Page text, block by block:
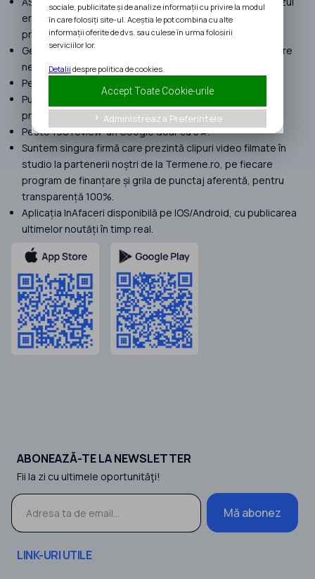
erorilor umane suferite în procesul de implementare a
proiectelor.
Gestionăm proiecte cu peste 120 milioane EURO finanțare
nerambursabilă atrasă în 2025.
Peste 400 de clienți în anul 2025.
Punem focus doar pe proiecte complexe. Nu preluăm
proiecte Start Up Nation.
Peste 190 review-uri Google doar cu 5★.
Suntem singura firmă care prezintă clipuri video filmate în
studio la partenerii noștri de la Termene.ro, pe fiecare
program de finanțare și grila de punctaj aferentă, pentru
transparență 100%.
Aplicația InAfaceri disponibilă pe IOS/Android, cu publicarea
ultimelor noutăți în timp real.
ABONEAZĂ-TE LA NEWSLETTER
Fii la zi cu ultimele oportunităţi!
Mă abonez
LINK-URI UTILE
sociale, publicitate și de analize informații cu privire la modul
în care folosiți site-ul. Aceștia le pot combina cu alte
informații oferite de dvs. sau culese în urma folosirii
serviciilor lor.
Detalii despre politica de cookies.
Accept Toate Cookie-urile
keyboard_arrow_right Administreaza Preferintele